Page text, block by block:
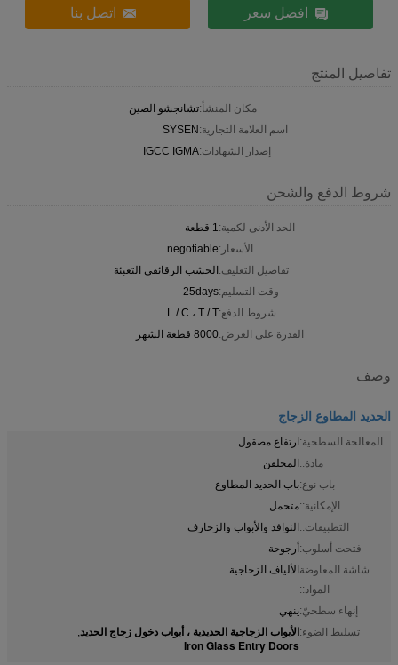
افضل سعر اتصل بنا
تفاصيل المنتج
مكان المنشأ:تشانجشو الصين
اسم العلامة التجارية:SYSEN
إصدار الشهادات:IGCC IGMA
شروط الدفع والشحن
الحد الأدنى لكمية:1 قطعة
الأسعار:negotiable
تفاصيل التغليف:الخشب الرقائقي التعبئة
وقت التسليم:25days
شروط الدفع:L / C ، T / T
القدرة على العرض:8000 قطعة الشهر
وصف
الحديد المطاوع الزجاج
المعالجة السطحية:ارتفاع مصقول
مادة::المجلفن
باب نوع:باب الحديد المطاوع
الإمكانية::متحمل
التطبيقات::النوافذ والأبواب والزخارف
فتحت أسلوب:أرجوحة
شاشة المعاوضة
المواد::
الألياف الزجاجية
إنهاء سطحيّ:ينهي
تسليط الضوء:الأبواب الزجاجية الحديدية ، أبواب دخول زجاج الحديد,
Iron Glass Entry Doors